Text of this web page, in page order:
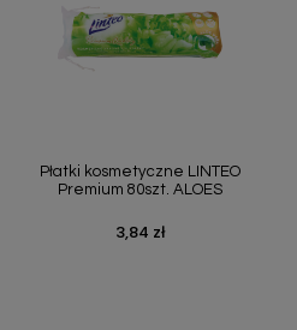
Płatki kosmetyczne LINTEO
Premium 80szt. ALOES
Cena
3,84 zł